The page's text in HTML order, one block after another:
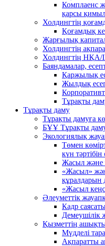
Комплаенс
қарсы
Холдингтің
Қоғамдық
Жарғылық
Холдингтің
Холдингтің НҚА/
Баяндамалар,
Қаржылық
Жылдық
Тұрақты
Тұрақты даму
Тұрақты дамуға
БҰҰ Тұрақты
Экологиялық
Төмен
күн
Жасыл және
«Жасыл»
құралдарын
«Жасыл
Әлеуметтік
Кадр
Қызметтің
Мүдделі
Ақпаратты